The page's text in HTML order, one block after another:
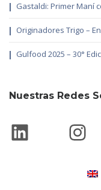
Gastaldi: Primer Maní
Originadores Trigo –
Gulfood 2025 – 30°
Nuestras Redes
https://